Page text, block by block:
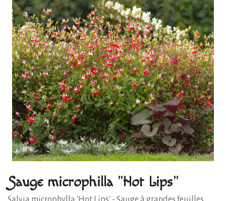
Sauge microphilla "Hot Lips"